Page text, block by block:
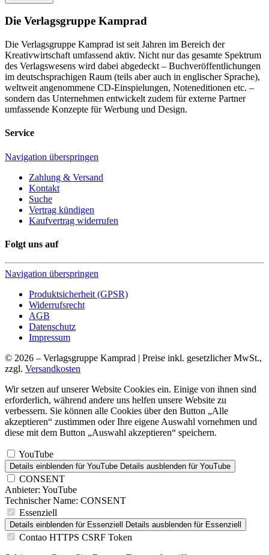
Die Verlagsgruppe Kamprad
Die Verlagsgruppe Kamprad ist seit Jahren im Bereich der
Kreativwirtschaft umfassend aktiv. Nicht nur das gesamte Spektrum
des Verlagswesens wird dabei abgedeckt – Buchveröffentlichungen
im deutschsprachigen Raum (teils aber auch in englischer Sprache),
weltweit angenommene CD-Einspielungen, Noteneditionen etc. –
sondern das Unternehmen entwickelt zudem für externe Partner
umfassende Konzepte für Werbung und Design.
Service
Navigation überspringen
Zahlung & Versand
Kontakt
Suche
Vertrag kündigen
Kaufvertrag widerrufen
Folgt uns auf
Navigation überspringen
Produktsicherheit (GPSR)
Widerrufsrecht
AGB
Datenschutz
Impressum
© 2026 – Verlagsgruppe Kamprad | Preise inkl. gesetzlicher MwSt.,
zzgl. Versandkosten
Wir setzen auf unserer Website Cookies ein. Einige von ihnen sind
erforderlich, während andere uns helfen unsere Website zu
verbessern. Sie können alle Cookies über den Button „Alle
akzeptieren“ zustimmen oder Ihre eigene Auswahl vornehmen und
diese mit dem Button „Auswahl akzeptieren“ speichern.
YouTube
Details einblenden für YouTube Details ausblenden für YouTube
CONSENT
Anbieter: YouTube
Technischer Name: CONSENT
Essenziell
Details einblenden für Essenziell Details ausblenden für Essenziell
Contao HTTPS CSRF Token